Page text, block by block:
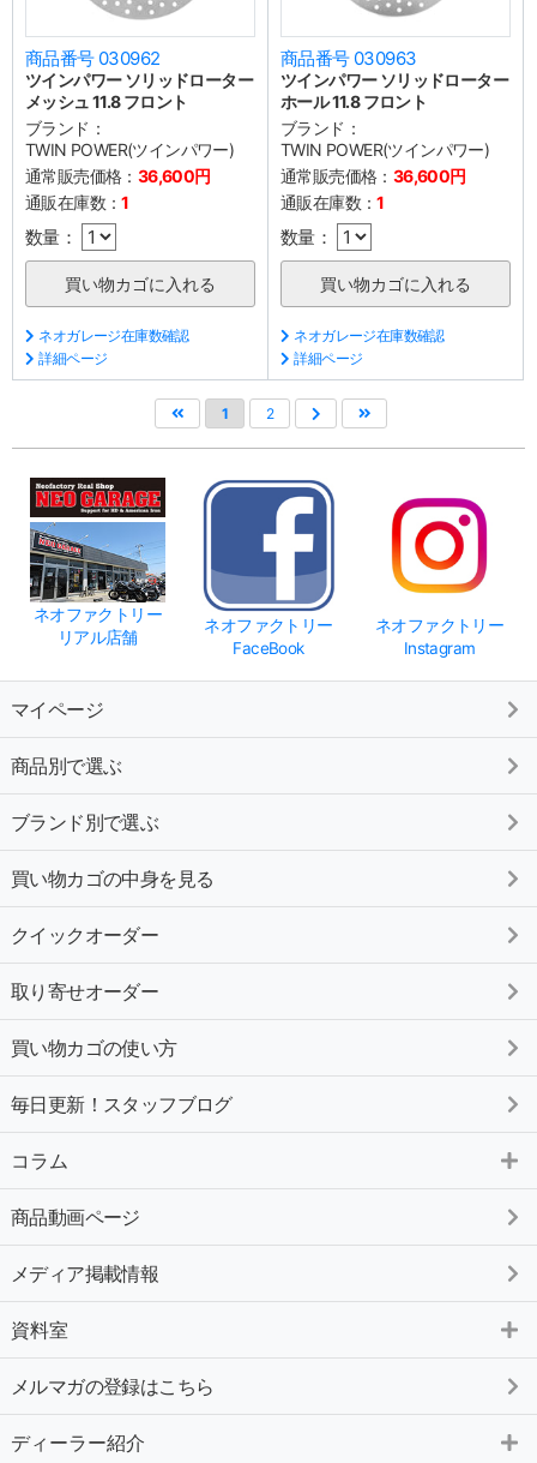
商品番号 030962
ツインパワー ソリッドローター
メッシュ 11.8 フロント
ブランド：
TWIN POWER(ツインパワー)
通常販売価格： 36,600円
通販在庫数：1
数量：
ネオガレージ在庫数確認
詳細ページ
商品番号 030963
ツインパワー ソリッドローター
ホール 11.8 フロント
ブランド：
TWIN POWER(ツインパワー)
通常販売価格： 36,600円
通販在庫数：1
数量：
ネオガレージ在庫数確認
詳細ページ
1 2
ネオファクトリー
リアル店舗
ネオファクトリー
FaceBook
ネオファクトリー
Instagram
マイページ
商品別で選ぶ
ブランド別で選ぶ
買い物カゴの中身を見る
クイックオーダー
取り寄せオーダー
買い物カゴの使い方
毎日更新！スタッフブログ
コラム
商品動画ページ
メディア掲載情報
資料室
メルマガの登録はこちら
ディーラー紹介